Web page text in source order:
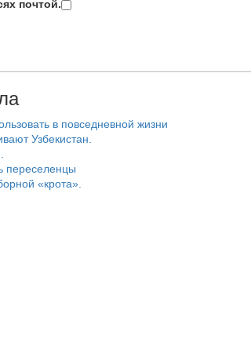
почтой.
в повседневной жизни
Узбекистан.
переселенцы
«крота».